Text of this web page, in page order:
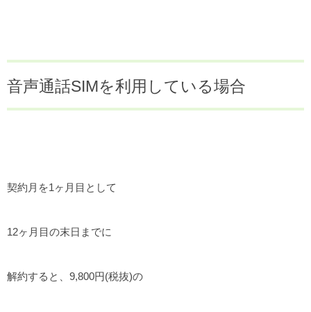
音声通話SIMを利用している場合
契約月を1ヶ月目として
12ヶ月目の末日までに
解約すると、9,800円(税抜)の